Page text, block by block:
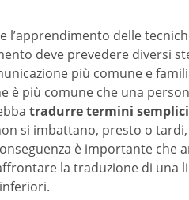
l’apprendimento delle
deve prevedere diversi
più comune e
è più comune che una
tradurre termini
si imbattano, presto o
è importante che
la traduzione di una